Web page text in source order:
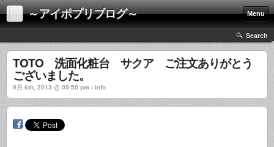
～アイポプリブログ～ Menu
Search
TOTO 洗面化粧台 サクア ご注文ありがとう
ございました。
9月 6th, 2013 @ 09:50 pm › info